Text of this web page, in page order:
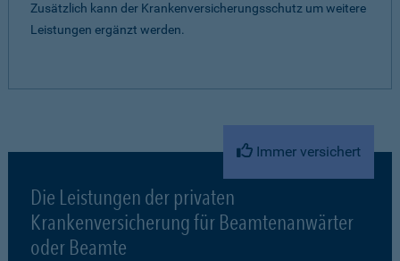
Zusätzlich kann der Krankenversicherungsschutz um weitere
Leistungen ergänzt werden.
Immer versichert
Die Leistungen der privaten
Krankenversicherung für Beamtenanwärter
oder Beamte